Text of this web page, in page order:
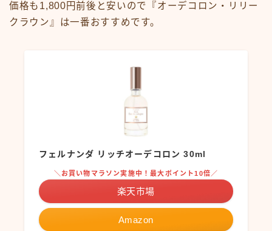
価格も1,800円前後と安いので『オーデコロン・リリー
クラウン』は一番おすすめです。
フェルナンダ リッチオーデコロン 30ml
Amazon
＼お買い物マラソン実施中！最大ポイント10倍／
楽天市場